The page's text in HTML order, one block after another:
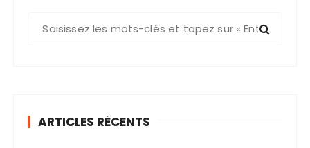
ARTICLES RÉCENTS